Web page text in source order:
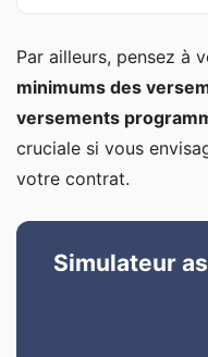
Par ailleurs, pensez à
minimums des
versements
cruciale si vous
votre contrat.
Simulateur